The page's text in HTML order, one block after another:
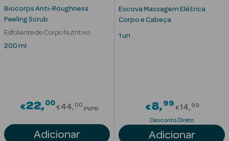
- Beauty
Biocorps Anti-Roughness
Peeling Scrub
Esfoliante de Corpo Nutritivo
200 ml
€22 00Price reduced from
€ 44 00
PVPR
Adicionar
Escova Massagem Elétrica
Corpo e Cabeça
1 un
€8 99Price
€14 99
Desconto Direto
Adicionar